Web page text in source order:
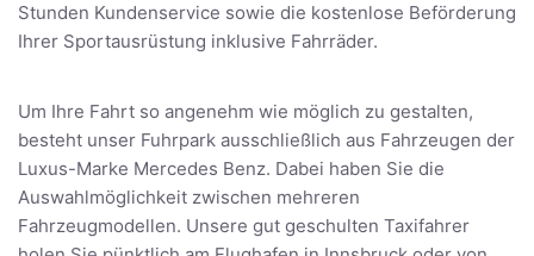
Stunden Kundenservice sowie die kostenlose Beförderung
Ihrer Sportausrüstung inklusive Fahrräder.
Um Ihre Fahrt so angenehm wie möglich zu gestalten,
besteht unser Fuhrpark ausschließlich aus Fahrzeugen der
Luxus-Marke Mercedes Benz. Dabei haben Sie die
Auswahlmöglichkeit zwischen mehreren
Fahrzeugmodellen. Unsere gut geschulten Taxifahrer